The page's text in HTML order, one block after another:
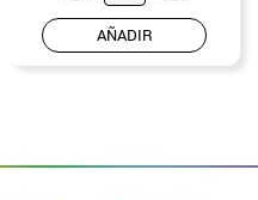
AÑADIR